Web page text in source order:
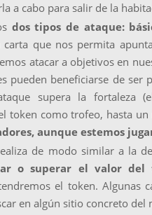
a cabo para salir de la
dos tipos de ataque:
que nos permita
atacar a objetivos en
pueden beneficiarse de ser
supera la fortaleza
token como trofeo, hasta
aunque estemos
de modo similar a la
o superar el valor
el token. Algunas
en algún sitio concreto